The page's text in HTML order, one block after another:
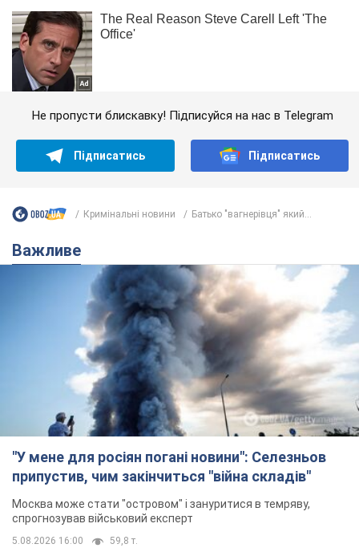
Не пропусти блискавку! Підписуйся на нас в Telegram
Підписатись Підписатись
Кримінальні новини Батько "вагнерівця" який...
Важливе
"У мене для росіян погані новини": Селезньов
припустив, чим закінчиться "війна складів"
Москва може стати "островом" і зануритися в темряву,
спрогнозував військовий експерт
5.08.2026 16:00 59,8 т.